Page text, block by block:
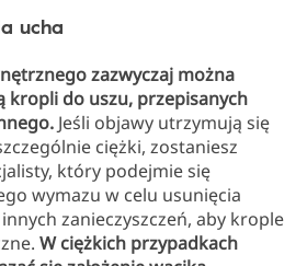
ucha
zazwyczaj można
kropli do uszu, przepisanych
Jeśli objawy utrzymują się
ciężki, zostaniesz
który podejmie się
wymazu w celu usunięcia
zanieczyszczeń, aby krople
W ciężkich przypadkach